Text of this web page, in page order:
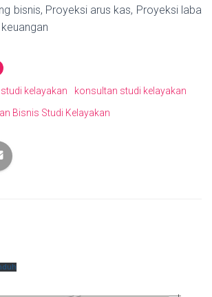
bisnis, Proyeksi arus kas, Proyeksi laba
kelayakan
konsultan studi kelayakan
Bisnis Studi Kelayakan